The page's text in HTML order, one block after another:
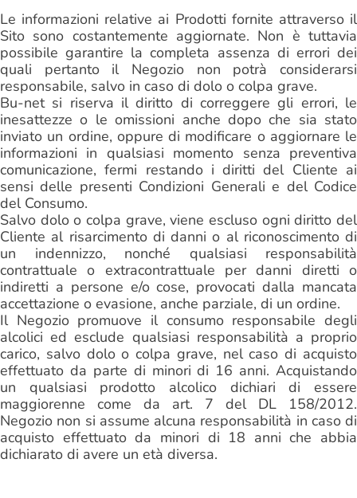
Le informazioni relative ai Prodotti fornite attraverso il
Sito sono costantemente aggiornate. Non è tuttavia
possibile garantire la completa assenza di errori dei
quali pertanto il Negozio non potrà considerarsi
responsabile, salvo in caso di dolo o colpa grave.
Bu-net si riserva il diritto di correggere gli errori, le
inesattezze o le omissioni anche dopo che sia stato
inviato un ordine, oppure di modificare o aggiornare le
informazioni in qualsiasi momento senza preventiva
comunicazione, fermi restando i diritti del Cliente ai
sensi delle presenti Condizioni Generali e del Codice
del Consumo.
Salvo dolo o colpa grave, viene escluso ogni diritto del
Cliente al risarcimento di danni o al riconoscimento di
un indennizzo, nonché qualsiasi responsabilità
contrattuale o extracontrattuale per danni diretti o
indiretti a persone e/o cose, provocati dalla mancata
accettazione o evasione, anche parziale, di un ordine.
Il Negozio promuove il consumo responsabile degli
alcolici ed esclude qualsiasi responsabilità a proprio
carico, salvo dolo o colpa grave, nel caso di acquisto
effettuato da parte di minori di 16 anni. Acquistando
un qualsiasi prodotto alcolico dichiari di essere
maggiorenne come da art. 7 del DL 158/2012.
Negozio non si assume alcuna responsabilità in caso di
acquisto effettuato da minori di 18 anni che abbia
dichiarato di avere un età diversa.